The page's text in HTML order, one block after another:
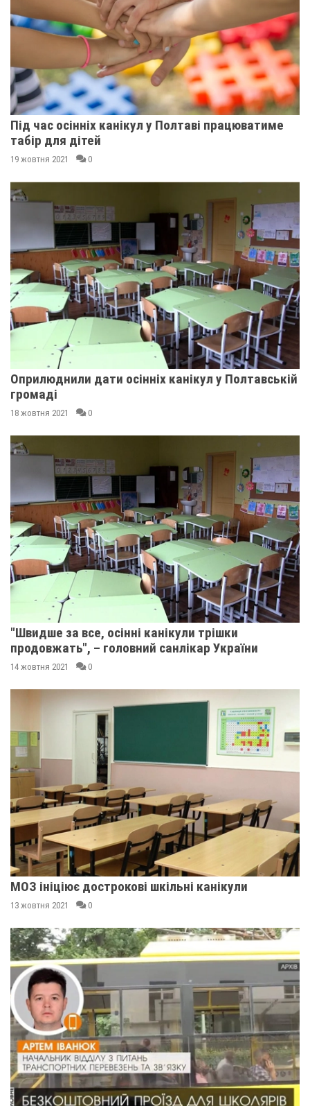
Під час осінніх канікул у Полтаві працюватиме
табір для дітей
19 жовтня 2021 0
Оприлюднили дати осінніх канікул у Полтавській
громаді
18 жовтня 2021 0
"Швидше за все, осінні канікули трішки
продовжать", – головний санлікар України
14 жовтня 2021 0
МОЗ ініціює дострокові шкільні канікули
13 жовтня 2021 0